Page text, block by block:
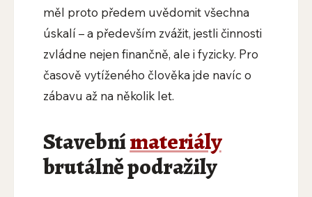
měl proto předem uvědomit všechna
úskalí – a především zvážit, jestli činnosti
zvládne nejen finančně, ale i fyzicky. Pro
časově vytíženého člověka jde navíc o
zábavu až na několik let.
​Stavebnímateriály
brutálně podražily